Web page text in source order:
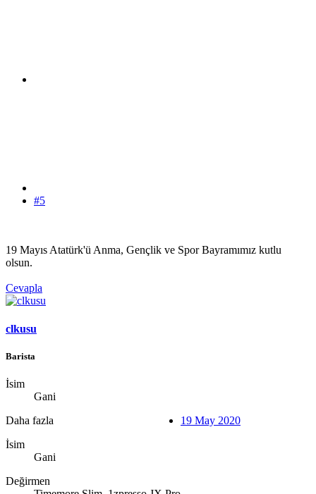
#5
19 Mayıs Atatürk'ü Anma, Gençlik ve Spor Bayramımız kutlu
olsun.
Cevapla
clkusu
Barista
İsim
Gani
Daha fazla
İsim
Gani
Değirmen
19 May 2020